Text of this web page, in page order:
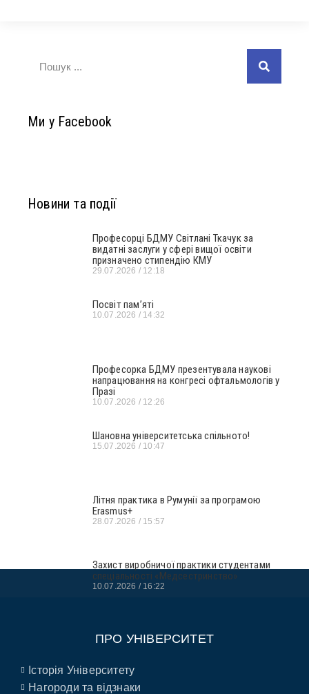
Ми у Facebook
Новини та події
Професорці БДМУ Світлані Ткачук за
видатні заслуги у сфері вищої освіти
призначено стипендію КМУ
29.07.2026 12:18
Посвіт пам’яті
10.07.2026 14:32
Професорка БДМУ презентувала наукові
напрацювання на конгресі офтальмологів у
Празі
10.07.2026 12:26
Шановна університетська спільното!
15.07.2026 10:47
Літня практика в Румунії за програмою
Erasmus+
28.07.2026 15:57
Захист виробничої практики студентами
спеціальності «Медсестринство»
10.07.2026 16:22
ПРО УНІВЕРСИТЕТ
Історія Університету
Нагороди та відзнаки